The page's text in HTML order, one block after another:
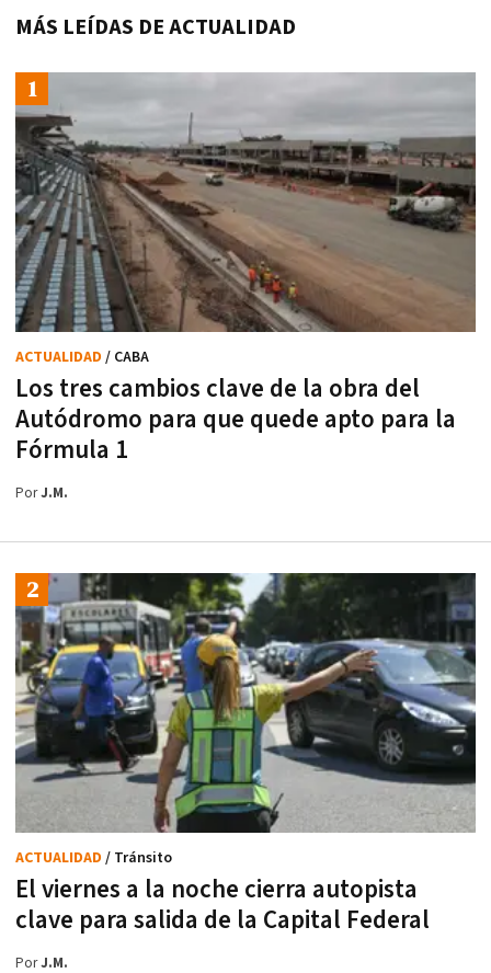
MÁS LEÍDAS DE ACTUALIDAD
Los tres cambios clave de la obra del
Autódromo para que quede apto para la
Fórmula 1
ACTUALIDAD / CABA
PorJ.M.
El viernes a la noche cierra autopista
clave para salida de la Capital Federal
ACTUALIDAD / Tránsito
PorJ.M.